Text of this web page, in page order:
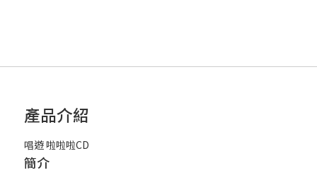
產品介紹
唱遊 啦啦啦CD
簡介